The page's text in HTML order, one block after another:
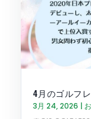
4月のゴルフ
3月 24, 2026 |